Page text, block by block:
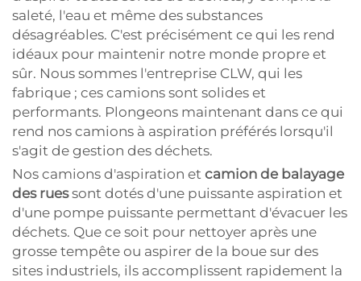
saleté, l'eau et même des substances
désagréables. C'est précisément ce qui les rend
idéaux pour maintenir notre monde propre et
sûr. Nous sommes l'entreprise CLW, qui les
fabrique ; ces camions sont solides et
performants. Plongeons maintenant dans ce qui
rend nos camions à aspiration préférés lorsqu'il
s'agit de gestion des déchets.
Nos camions d'aspiration et camion de balayage
des ruessont dotés d'une puissante aspiration et
d'une pompe puissante permettant d'évacuer les
déchets. Que ce soit pour nettoyer après une
grosse tempête ou aspirer de la boue sur des
sites industriels, ils accomplissent rapidement la